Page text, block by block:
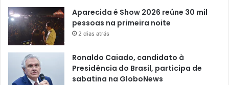
Aparecida é Show 2026 reúne 30 mil
pessoas na primeira noite
2 dias atrás
Ronaldo Caiado, candidato à
Presidência do Brasil, participa de
sabatina na GloboNews